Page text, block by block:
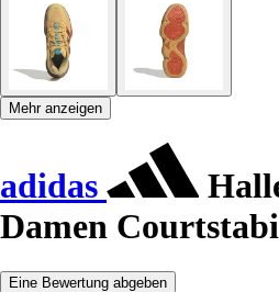
Mehr anzeigen
adidas
Damen
Eine Bewertung abgeben